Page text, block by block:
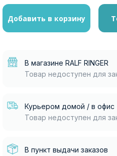
Добавить в корзину
В магазине RALF RINGER
Товар недоступен для
Курьером домой / в офис
Товар недоступен для
В пункт выдачи заказов